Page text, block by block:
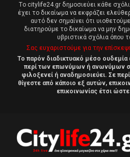
Tο citylife24.gr δημοσιεύει κάθε
έχει το δικαίωμα να εκφράζει
αυτό δεν σημαίνει ότι
διατηρούμε το δικαίωμα να μην
υβριστικά σχόλια όπου
Σας ευχαριστούμε για την
Το παρόν διαδικτυακό μέσο
περί των επωνύμων ή ανωνύμων
φιλοξενεί ή αναδημοσιεύει. Σε
θίγεστε από κάποιο εξ αυτών,
επικοινωνίας έτσι